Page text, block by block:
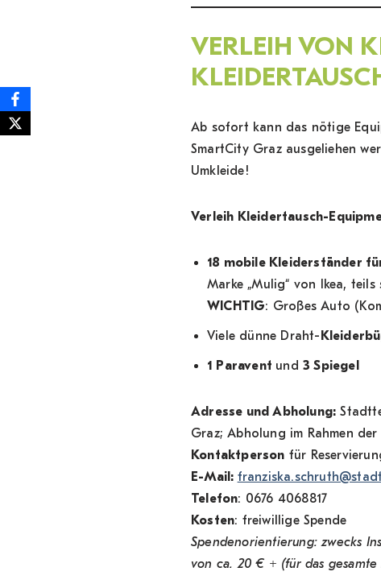
VERLEIH VON
Ab sofort kann das nötige
SmartCity Graz ausgeliehen
Umkleide!
Verleih Kleidertausch-
18 mobile Kleiderständer
Marke „Mulig“ von Ikea,
WICHTIG: Großes Auto
Viele dünne Draht-
1 Paravent und3 Spiegel
Adresse und Abholung:
Graz; Abholung im Rahmen
Kontaktperson für
E-Mail:
Telefon: 0676 4068817
Kosten: freiwillige Spende
Spendenorientierung: zwecks
von ca. 20 € + (für das gesamte